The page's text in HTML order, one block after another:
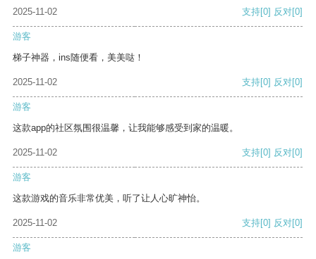
2025-11-02 支持[0] 反对[0]
游客
梯子神器，ins随便看，美美哒！
2025-11-02 支持[0] 反对[0]
游客
这款app的社区氛围很温馨，让我能够感受到家的温暖。
2025-11-02 支持[0] 反对[0]
游客
这款游戏的音乐非常优美，听了让人心旷神怡。
2025-11-02 支持[0] 反对[0]
游客